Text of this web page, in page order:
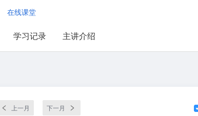
在线课堂
学习记录 主讲介绍
上一月 下一月